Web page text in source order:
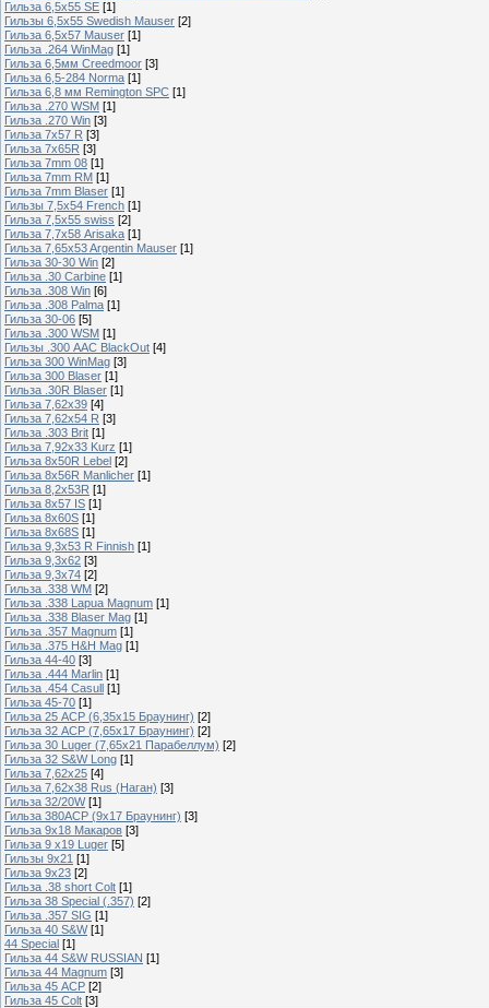
Гильза 6,5х55 SE [1]
Гильзы 6,5х55 Swedish Mauser [2]
Гильза 6,5х57 Mauser [1]
Гильза .264 WinMag [1]
Гильза 6,5мм Creedmoor [3]
Гильза 6,5-284 Norma [1]
Гильза 6,8 мм Remington SPC [1]
Гильза .270 WSM [1]
Гильза .270 Win [3]
Гильза 7х57 R [3]
Гильза 7х65R [3]
Гильза 7mm 08 [1]
Гильза 7mm RM [1]
Гильза 7mm Blaser [1]
Гильзы 7,5x54 French [1]
Гильза 7,5x55 swiss [2]
Гильза 7,7х58 Arisaka [1]
Гильза 7,65x53 Argentin Mauser [1]
Гильза 30-30 Win [2]
Гильза .30 Carbine [1]
Гильза .308 Win [6]
Гильза .308 Palma [1]
Гильза 30-06 [5]
Гильза .300 WSM [1]
Гильзы .300 AAC BlackOut [4]
Гильза 300 WinMag [3]
Гильза 300 Blaser [1]
Гильза .30R Blaser [1]
Гильза 7,62х39 [4]
Гильза 7,62х54 R [3]
Гильза .303 Brit [1]
Гильза 7,92х33 Kurz [1]
Гильза 8x50R Lebel [2]
Гильза 8x56R Manlicher [1]
Гильза 8,2х53R [1]
Гильза 8х57 IS [1]
Гильза 8x60S [1]
Гильза 8х68S [1]
Гильза 9,3х53 R Finnish [1]
Гильза 9,3х62 [3]
Гильза 9,3х74 [2]
Гильза .338 WM [2]
Гильза .338 Lapua Magnum [1]
Гильза .338 Blaser Mag [1]
Гильза .357 Magnum [1]
Гильза .375 H&H Mag [1]
Гильза 44-40 [3]
Гильза .444 Marlin [1]
Гильза .454 Casull [1]
Гильза 45-70 [1]
Гильза 25 ACP (6,35х15 Браунинг) [2]
Гильза 32 ACP (7,65х17 Браунинг) [2]
Гильза 30 Luger (7,65х21 Парабеллум) [2]
Гильза 32 S&W Long [1]
Гильза 7,62х25 [4]
Гильза 7,62х38 Rus (Наган) [3]
Гильза 32/20W [1]
Гильза 380ACP (9х17 Браунинг) [3]
Гильза 9х18 Макаров [3]
Гильза 9 х19 Luger [5]
Гильзы 9х21 [1]
Гильза 9х23 [2]
Гильза .38 short Colt [1]
Гильза 38 Special (.357) [2]
Гильза .357 SIG [1]
Гильза 40 S&W [1]
44 Special [1]
Гильза 44 S&W RUSSIAN [1]
Гильза 44 Magnum [3]
Гильза 45 ACP [2]
Гильза 45 Colt [3]